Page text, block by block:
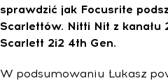
sprawdzić jak Focusrite
Scarlettów. Nitti Nit z kanału
Scarlett 2i2 4th Gen.
W podsumowaniu Łukasz